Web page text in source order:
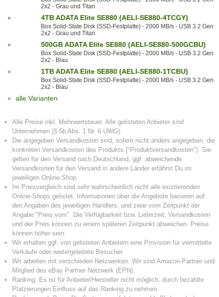
2x2 - Grau und Titan
4TB ADATA Elite SE880 (AELI-SE880-4TCGY)
Box Solid-State Disk (SSD-Festplatte) - 2000 MB/s - USB 3.2 Gen
2x2 - Grau und Titan
500GB ADATA Elite SE880 (AELI-SE880-500GCBU)
Box Solid-State Disk (SSD-Festplatte) - 2000 MB/s - USB 3.2 Gen
2x2 - Blau
1TB ADATA Elite SE880 (AELI-SE880-1TCBU)
Box Solid-State Disk (SSD-Festplatte) - 2000 MB/s - USB 3.2 Gen
2x2 - Blau
alle Varianten